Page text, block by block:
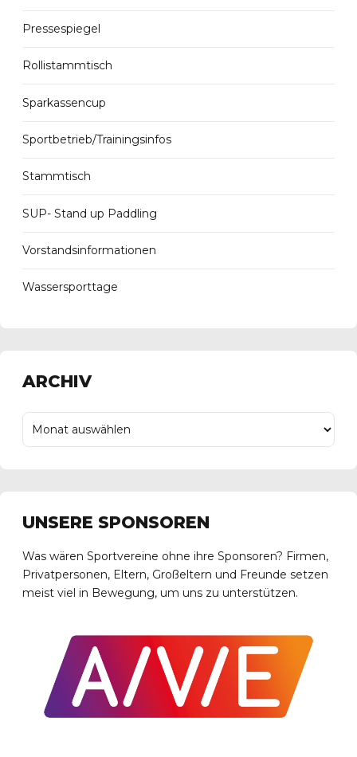
Pressespiegel
Rollistammtisch
Sparkassencup
Sportbetrieb/Trainingsinfos
Stammtisch
SUP- Stand up Paddling
Vorstandsinformationen
Wassersporttage
ARCHIV
UNSERE SPONSOREN
Was wären Sportvereine ohne ihre Sponsoren? Firmen,
Privatpersonen, Eltern, Großeltern und Freunde setzen
meist viel in Bewegung, um uns zu unterstützen.